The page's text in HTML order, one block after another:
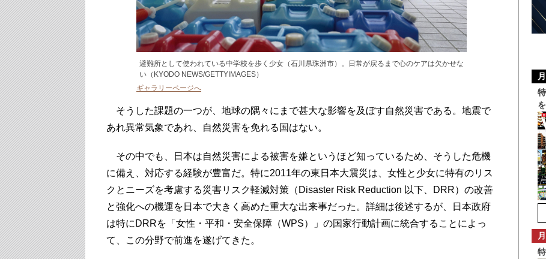
避難所として使われている中学校を歩く少女（石川県珠洲市）。日常が戻るまで心のケアは欠かせな
い（KYODO NEWS/GETTYIMAGES）
ギャラリーページへ
そうした課題の一つが、地球の隅々にまで甚大な影響を及ぼす自然災害である。地震で
あれ異常気象であれ、自然災害を免れる国はない。
その中でも、日本は自然災害による被害を嫌というほど知っているため、そうした危機
に備え、対応する経験が豊富だ。特に2011年の東日本大震災は、女性と少女に特有のリス
クとニーズを考慮する災害リスク軽減対策（Disaster Risk Reduction 以下、DRR）の改善
と強化への機運を日本で大きく高めた重大な出来事だった。詳細は後述するが、日本政府
は特にDRRを「女性・平和・安全保障（WPS）」の国家行動計画に統合することによっ
て、この分野で前進を遂げてきた。